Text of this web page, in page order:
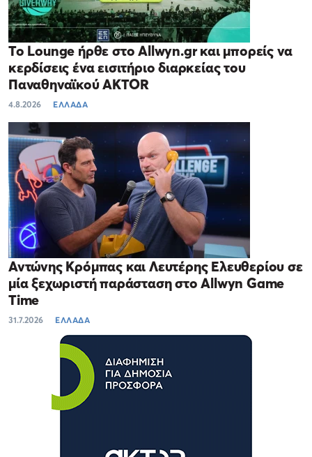
Το Lounge ήρθε στο Allwyn.gr και μπορείς να
κερδίσεις ένα εισιτήριο διαρκείας του
Παναθηναϊκού AKTOR
4.8.2026 ΕΛΛΑΔΑ
Αντώνης Κρόμπας και Λευτέρης Ελευθερίου σε
μία ξεχωριστή παράσταση στο Allwyn Game
Time
31.7.2026 ΕΛΛΑΔΑ